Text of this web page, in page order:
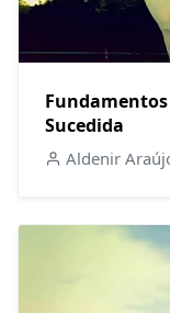
Sucedida
Aldenir